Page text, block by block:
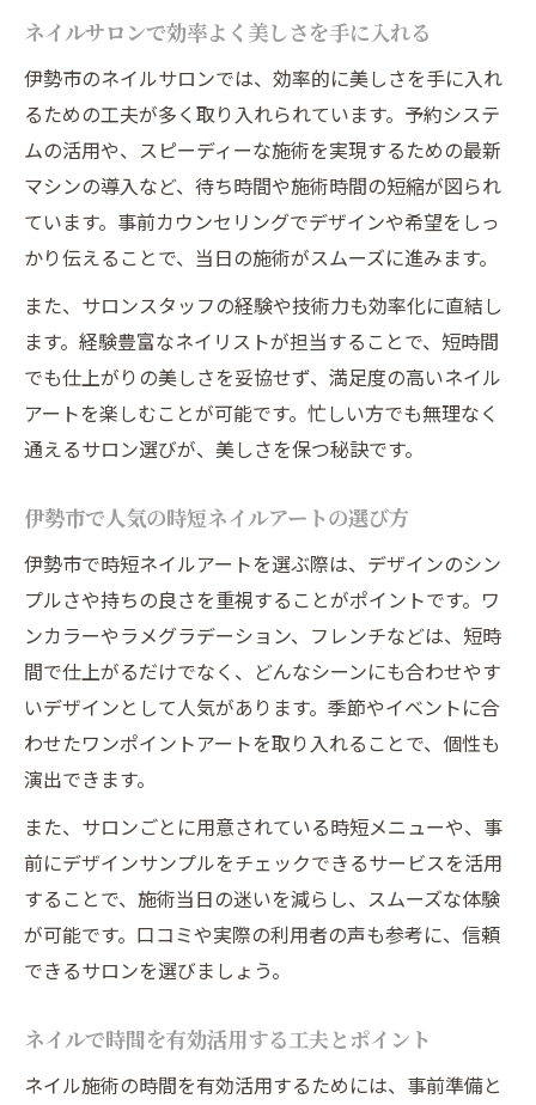
ネイルサロンで効率よく美しさを手に入れる
伊勢市のネイルサロンでは、効率的に美しさを手に入れ
るための工夫が多く取り入れられています。予約システ
ムの活用や、スピーディーな施術を実現するための最新
マシンの導入など、待ち時間や施術時間の短縮が図られ
ています。事前カウンセリングでデザインや希望をしっ
かり伝えることで、当日の施術がスムーズに進みます。
また、サロンスタッフの経験や技術力も効率化に直結し
ます。経験豊富なネイリストが担当することで、短時間
でも仕上がりの美しさを妥協せず、満足度の高いネイル
アートを楽しむことが可能です。忙しい方でも無理なく
通えるサロン選びが、美しさを保つ秘訣です。
伊勢市で人気の時短ネイルアートの選び方
伊勢市で時短ネイルアートを選ぶ際は、デザインのシン
プルさや持ちの良さを重視することがポイントです。ワ
ンカラーやラメグラデーション、フレンチなどは、短時
間で仕上がるだけでなく、どんなシーンにも合わせやす
いデザインとして人気があります。季節やイベントに合
わせたワンポイントアートを取り入れることで、個性も
演出できます。
また、サロンごとに用意されている時短メニューや、事
前にデザインサンプルをチェックできるサービスを活用
することで、施術当日の迷いを減らし、スムーズな体験
が可能です。口コミや実際の利用者の声も参考に、信頼
できるサロンを選びましょう。
ネイルで時間を有効活用する工夫とポイント
ネイル施術の時間を有効活用するためには、事前準備と